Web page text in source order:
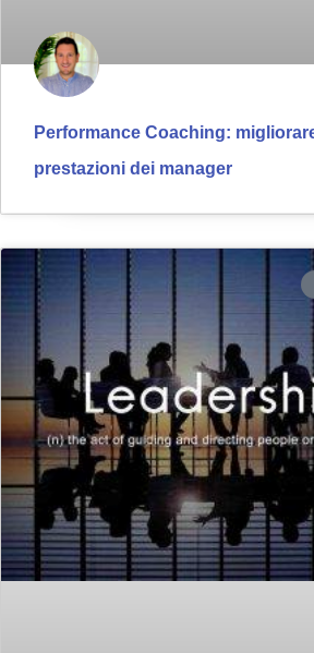
Performance Coaching:
prestazioni dei manager